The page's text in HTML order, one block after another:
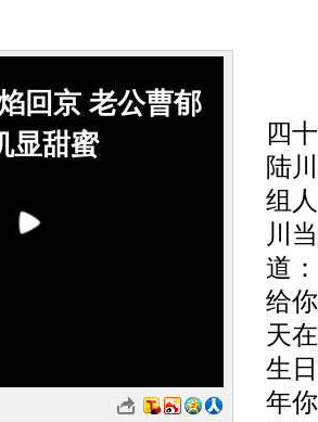
回京 老公曹郁
显甜蜜
四
陆
组
川
道
给
天
生
年